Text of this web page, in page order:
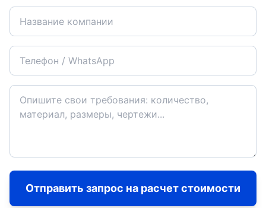
Отправить запрос на расчет стоимости